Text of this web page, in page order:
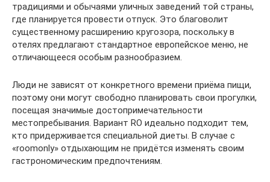
традициями и обычаями уличных заведений той страны,
где планируется провести отпуск. Это благоволит
существенному расширению кругозора, поскольку в
отелях предлагают стандартное европейское меню, не
отличающееся особым разнообразием.
Люди не зависят от конкретного времени приёма пищи,
поэтому они могут свободно планировать свои прогулки,
посещая значимые достопримечательности
местопребывания. Вариант RO идеально подходит тем,
кто придерживается специальной диеты. В случае с
«roomonly» отдыхающим не придётся изменять своим
гастрономическим предпочтениям.